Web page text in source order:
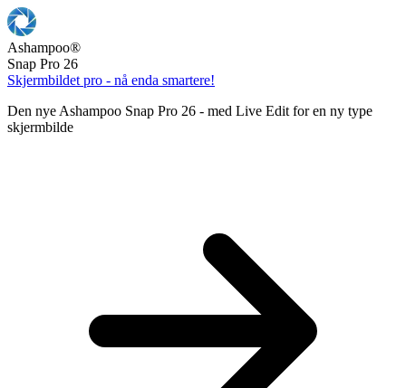
Ashampoo®
Snap Pro 26
Skjermbildet pro - nå enda smartere!
Den nye Ashampoo Snap Pro 26 - med Live Edit for en ny type
skjermbilde